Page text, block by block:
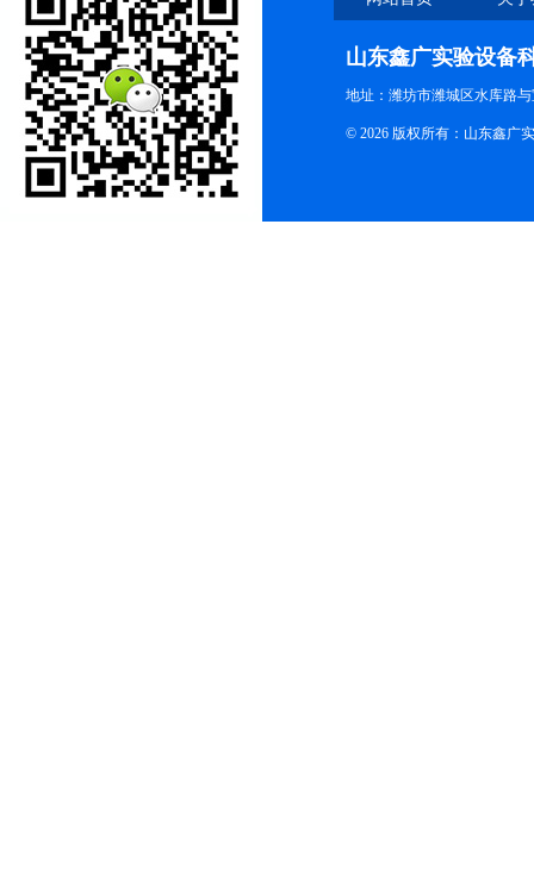
山东鑫广实验设备
地址：潍坊市潍城区水库路
© 2026 版权所有：山东鑫广